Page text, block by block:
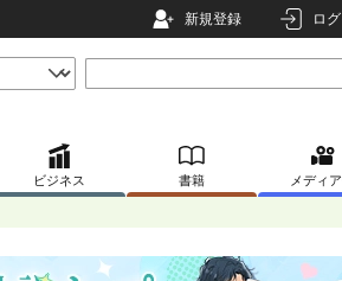
新規登録 ロ
ビジネス 書籍 メディ